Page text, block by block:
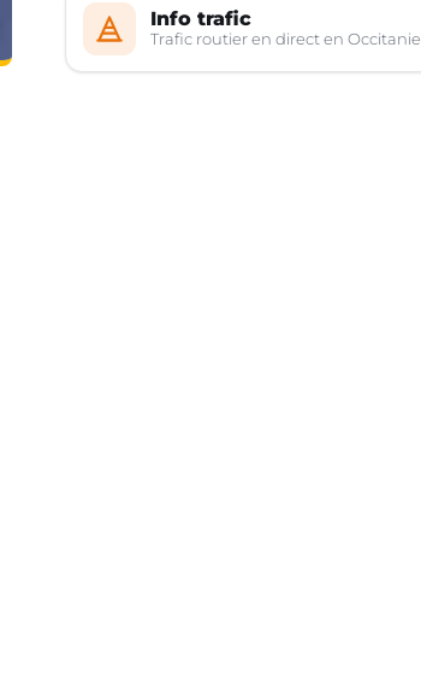
Info trafic
Trafic routier en direct en Occitanie